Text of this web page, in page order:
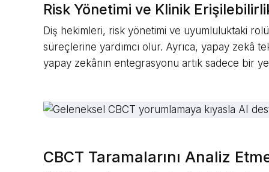
Risk Yönetimi ve Klinik
Diş hekimleri, risk yönetimi ve uyumluluktaki
süreçlerine yardımcı olur. Ayrıca, yapay zekâ
yapay zekânın entegrasyonu artık sadece bir
CBCT Taramalarını Analiz